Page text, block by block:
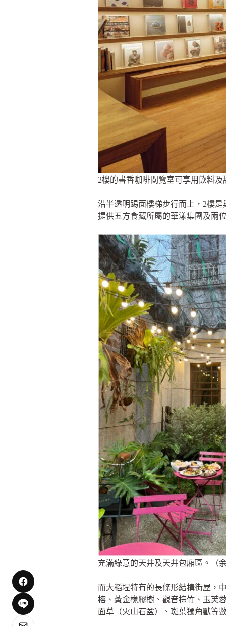
2樓的書香咖啡閱覽室可享用飲料
沿半透明踢面樓梯步行而上，2樓
提供五方食藏所屬的華漾集團及兩
充滿綠意的天井及天井包廂區。（
而大稻埕特有的長條形結構街屋，
榕、黃金橡膠樹、觀音棕竹、玉芙
面草（火山石盆）、斑葉獨角獸等